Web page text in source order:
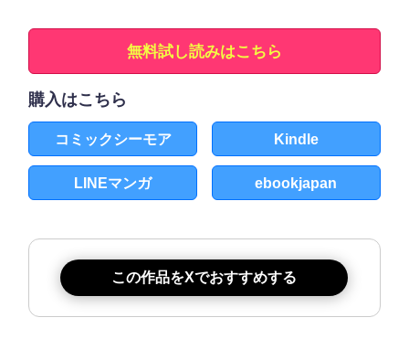
無料試し読みはこちら
購入はこちら
コミックシーモア Kindle
LINEマンガ ebookjapan
この作品をXでおすすめする